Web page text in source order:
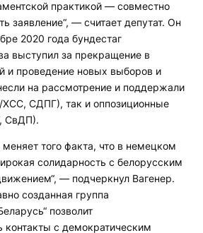
практикой — совместно
заявление“, — считает депутат. Он
2020 года бундестаг
выступил за прекращение в
и проведение новых выборов и
на рассмотрение и поддержали
СДПГ), так и оппозиционные
СвДП).
меняет того факта, что в немецком
солидарность с белорусским
— подчеркнул Вагенер.
созданная группа
позволит
контакты с демократическим